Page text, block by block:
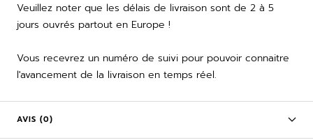
Veuillez noter que les délais de livraison sont de 2 à 5
jours ouvrés partout en Europe !
Vous recevrez un numéro de suivi pour pouvoir connaitre
l'avancement de la livraison en temps réel.
AVIS (0)